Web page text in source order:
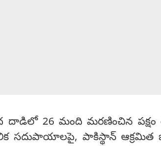
దాడిలో 26 మంది మరణించిన పక్షం
సదుపాయాలపై, పాకిస్థాన్ ఆక్రమిత